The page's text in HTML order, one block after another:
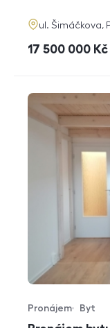
adresa
ul. Šimáčkova,
cena
17 500 000 Kč
Typ nabídky
Pronájem
Typ nemovitosti
Byt